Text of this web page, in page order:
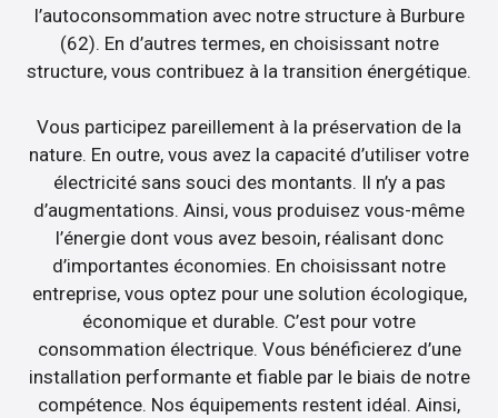
l’autoconsommation avec notre structure à Burbure
(62). En d’autres termes, en choisissant notre
structure, vous contribuez à la transition énergétique.
Vous participez pareillement à la préservation de la
nature. En outre, vous avez la capacité d’utiliser votre
électricité sans souci des montants. Il n’y a pas
d’augmentations. Ainsi, vous produisez vous-même
l’énergie dont vous avez besoin, réalisant donc
d’importantes économies. En choisissant notre
entreprise, vous optez pour une solution écologique,
économique et durable. C’est pour votre
consommation électrique. Vous bénéficierez d’une
installation performante et fiable par le biais de notre
compétence. Nos équipements restent idéal. Ainsi,